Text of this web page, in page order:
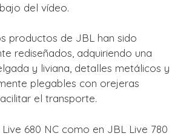
del vídeo.
productos de JBL han sido
rediseñados, adquiriendo una
y liviana, detalles metálicos y
plegables con orejeras
el transporte.
680 NC como en JBL Live 780